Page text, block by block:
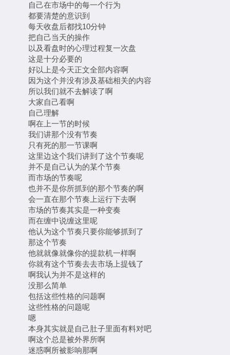
自己在市场中的每一个行为
都要清楚的意识到
每天收盘后都找10分钟
把自己当天的操作
以及看盘时的心理过程复一次盘
这是十分必要的
好以上是今天正文全部内容啊
因为这个并没有涉及基础相关的内容
所以我们就不去解读了啊
大家自己看啊
自己理解
啊在上一节的时候
我们讲那个没有节奏
只有死的那一节课啊
这里边这个我们讲到了这个节奏呢
并不是自己认为的某个节奏
而市场的节奏呢
也并不是你所抓到的那个节奏的啊
会一直在那个节奏上运行下去啊
市场的节奏其实是一种变奏
而在缠中说缠这里呢
他认为这个节奏只要你能够抓到了
那这个节奏
他就就像就像你的提款机一样啊
你就有这个节奏去去市场上提钱了
啊我认为并不是这样的
没那么简单
包括这些性格的问题啊
这些性格的问题呢
嗯
本身其实就是自己肚子里面有料对吧
啊这个总是被外界所啊
迷惑啊所被影响那啊